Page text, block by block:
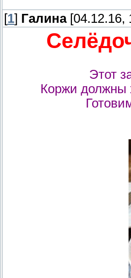
[1] Галина[04.12.16,
Этот
Коржи должны